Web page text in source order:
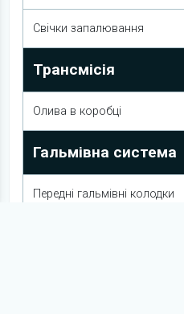
Свічки запалювання
Трансмісія
Олива в коробці
Гальмівна система
Передні гальмівні колодки